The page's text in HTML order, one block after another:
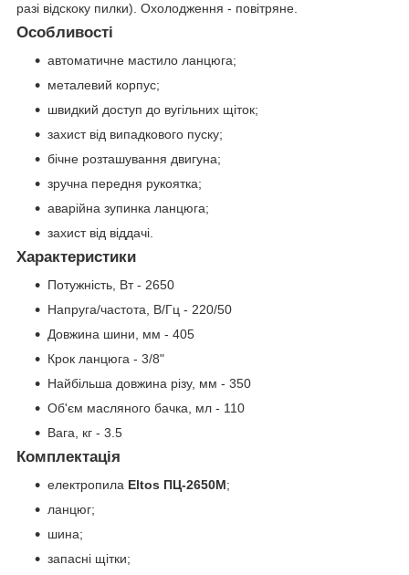
разі відскоку пилки). Охолодження - повітряне.
Особливості
автоматичне мастило ланцюга;
металевий корпус;
швидкий доступ до вугільних щіток;
захист від випадкового пуску;
бічне розташування двигуна;
зручна передня рукоятка;
аварійна зупинка ланцюга;
захист від віддачі.
Характеристики
Потужність, Вт - 2650
Напруга/частота, В/Гц - 220/50
Довжина шини, мм - 405
Крок ланцюга - 3/8"
Найбільша довжина різу, мм - 350
Об'єм масляного бачка, мл - 110
Вага, кг - 3.5
Комплектація
електропила Eltos ПЦ-2650М;
ланцюг;
шина;
запасні щітки;